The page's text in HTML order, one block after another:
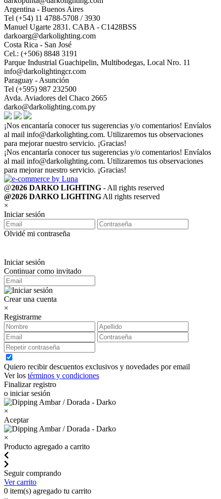
Argentina - Buenos Aires
Tel (+54) 11 4788-5708 / 3930
Manuel Ugarte 2831. CABA - C1428BSS
darkoarg@darkolighting.com
Costa Rica - San José
Cel.: (+506) 8848 3191
Parque Industrial Guachipelin, Multibodegas, Local Nro. 11
info@darkolightingcr.com
Paraguay - Asunción
Tel (+595) 987 232500
Avda. Aviadores del Chaco 2665
darko@darkolighting.com.py
¡Nos encantaría conocer tus sugerencias y/o comentarios! Envíalos
al mail info@darkolighting.com. Utilizaremos tus observaciones
para mejorar nuestro servicio. ¡Gracias!
¡Nos encantaría conocer tus sugerencias y/o comentarios! Envíalos
al mail info@darkolighting.com. Utilizaremos tus observaciones
para mejorar nuestro servicio. ¡Gracias!
@2026 DARKO LIGHTING - All rights reserved
@2026 DARKO LIGHTINGAll rights reserved
×
Iniciar sesión
Olvidé mi contraseña
Iniciar sesión
Continuar como invitado
Crear una cuenta
×
Registrarme
Quiero recibir descuentos exclusivos y novedades por email
Ver los términos y condiciones
Finalizar registro
o iniciar sesión
×
Aceptar
×
Producto agregado a carrito
Seguir comprando
Ver carrito
0 item(s) agregado tu carrito